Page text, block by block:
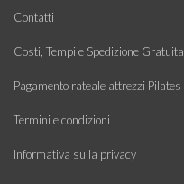
Contatti
Costi, Tempi e Spedizione Gratuita
Pagamento rateale attrezzi Pilates
Termini e condizioni
Informativa sulla privacy